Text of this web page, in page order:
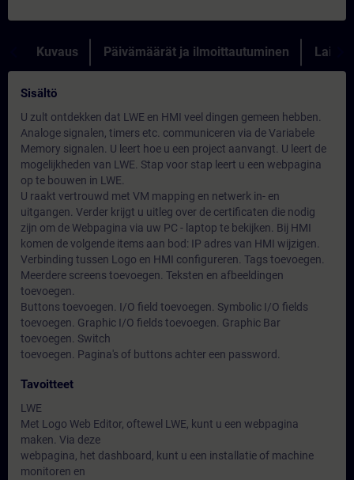
Kuvaus Päivämäärät ja ilmoittautuminen
Sisältö
U zult ontdekken dat LWE en HMI veel dingen gemeen hebben.
Analoge signalen, timers etc. communiceren via de Variabele
Memory signalen. U leert hoe u een project aanvangt. U leert de
mogelijkheden van LWE. Stap voor stap leert u een webpagina
op te bouwen in LWE.
U raakt vertrouwd met VM mapping en netwerk in- en
uitgangen. Verder krijgt u uitleg over de certificaten die nodig
zijn om de Webpagina via uw PC - laptop te bekijken. Bij HMI
komen de volgende items aan bod: IP adres van HMI wijzigen.
Verbinding tussen Logo en HMI configureren. Tags toevoegen.
Meerdere screens toevoegen. Teksten en afbeeldingen
toevoegen.
Buttons toevoegen. I/O field toevoegen. Symbolic I/O fields
toevoegen. Graphic I/O fields toevoegen. Graphic Bar
toevoegen. Switch
toevoegen. Pagina's of buttons achter een password.
Tavoitteet
LWE
Met Logo Web Editor, oftewel LWE, kunt u een webpagina
maken. Via deze
webpagina, het dashboard, kunt u een installatie of machine
monitoren en